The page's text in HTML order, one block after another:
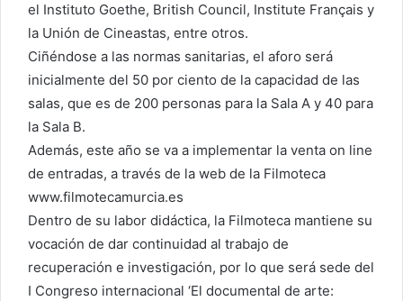
el Instituto Goethe, British Council, Institute Français y
la Unión de Cineastas, entre otros.
Ciñéndose a las normas sanitarias, el aforo será
inicialmente del 50 por ciento de la capacidad de las
salas, que es de 200 personas para la Sala A y 40 para
la Sala B.
Además, este año se va a implementar la venta on line
de entradas, a través de la web de la Filmoteca
www.filmotecamurcia.es
Dentro de su labor didáctica, la Filmoteca mantiene su
vocación de dar continuidad al trabajo de
recuperación e investigación, por lo que será sede del
I Congreso internacional ‘El documental de arte: